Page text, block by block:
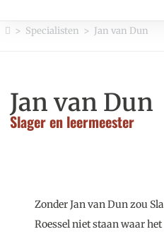
> Specialisten > Jan van Dun
Jan van Dun
Slager en leermeester
Zonder Jan van Dun zou
Roessel niet staan waar